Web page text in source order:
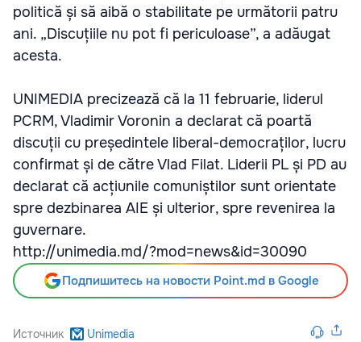
politică și să aibă o stabilitate pe următorii patru
ani. „Discuțiile nu pot fi periculoase”, a adăugat
acesta.
UNIMEDIA precizează că la 11 februarie, liderul
PCRM, Vladimir Voronin a declarat că poartă
discuții cu președintele liberal-democraților, lucru
confirmat și de către Vlad Filat. Liderii PL și PD au
declarat că acțiunile comuniștilor sunt orientate
spre dezbinarea AIE și ulterior, spre revenirea la
guvernare.
http://unimedia.md/?mod=news&id=30090
Подпишитесь на новости Point.md в Google
Источник Unimedia